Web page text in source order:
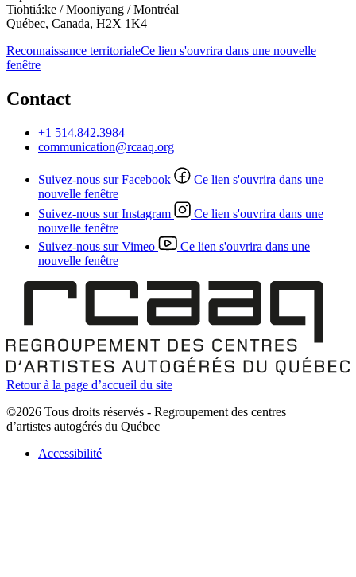
Tiohtiá:ke / Mooniyang / Montréal
Québec, Canada, H2X 1K4
Reconnaissance territorialeCe lien s'ouvrira dans une nouvelle
fenêtre
Contact
+1 514.842.3984
communication@rcaaq.org
Suivez-nous sur Facebook
Ce lien s'ouvrira dans une
nouvelle fenêtre
Suivez-nous sur Instagram
Ce lien s'ouvrira dans une
nouvelle fenêtre
Suivez-nous sur Vimeo
Ce lien s'ouvrira dans une
nouvelle fenêtre
Retour à la page d’accueil du site
©2026 Tous droits réservés - Regroupement des centres
d’artistes autogérés du Québec
Accessibilité